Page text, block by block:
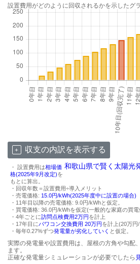
設置費用がどのように回収されるかを示したグ
収支の内訳を表示する
和歌山県で賢く太陽光
・ 設置費用は相場価
格(2025年9月改定)を
もとに算出。
・回収年数＝設置費用÷導入メリット
・売電価格: 15.0円/kWh(2025年度中に設置の場合)
・11年目以降の売電価格: 9.0円/kWhと仮定。
・買電価格: 36.0円/kWhを仮定(一般的な家庭の買電
・4年ごとに訪問点検費用2万円を計上
・17年目にパワコン交換費用 20万円を計上(20万円
・毎年0.27%ずつ発電量が劣化していく と仮定。
実際の発電量や設置費用は、屋根の方角や勾配
ます。
正確な発電量シミュレーションが必要でしたら